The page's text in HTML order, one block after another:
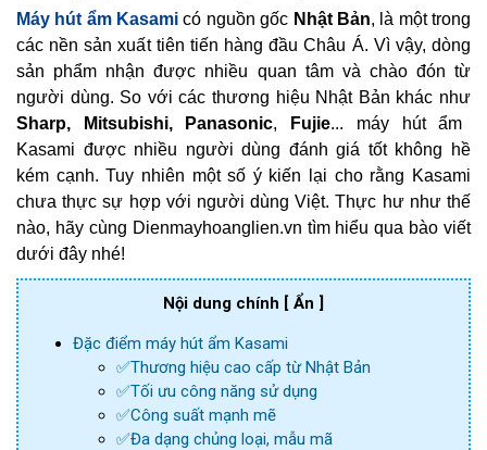
Máy hút ẩm Kasami có nguồn gốc Nhật Bản, là một trong
các nền sản xuất tiên tiến hàng đầu Châu Á. Vì vậy, dòng
sản phẩm nhận được nhiều quan tâm và chào đón từ
người dùng. So với các thương hiệu Nhật Bản khác như
Sharp, Mitsubishi, Panasonic, Fujie... máy hút ẩm
Kasami được nhiều người dùng đánh giá tốt không hề
kém cạnh. Tuy nhiên một số ý kiến lại cho rằng Kasami
chưa thực sự hợp với người dùng Việt. Thực hư như thế
nào, hãy cùng Dienmayhoanglien.vn tìm hiểu qua bào viết
dưới đây nhé!
Nội dung chính [ Ẩn ]
Đặc điểm máy hút ẩm Kasami
✅Thương hiệu cao cấp từ Nhật Bản
✅Tối ưu công năng sử dụng
✅Công suất mạnh mẽ
✅Đa dạng chủng loại, mẫu mã